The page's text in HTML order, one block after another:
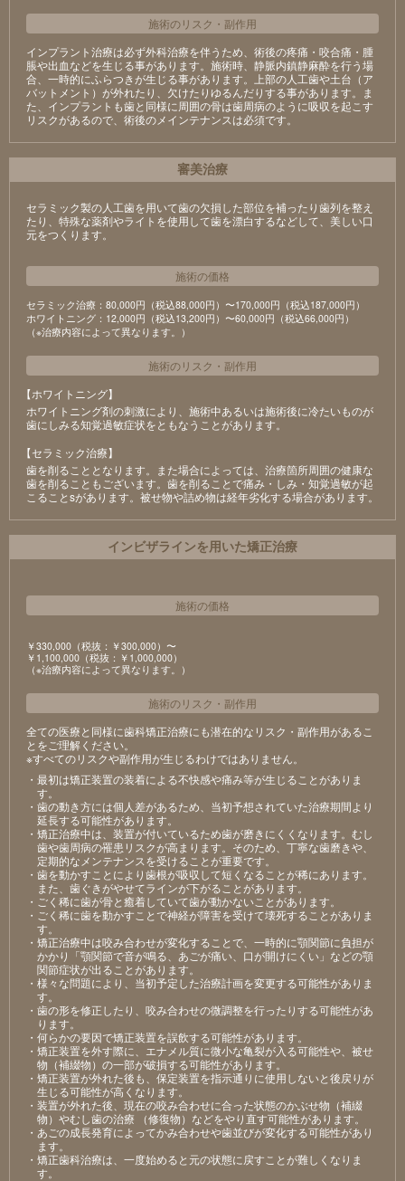
施術のリスク ・ 副作用
インプラント治療は必ず外科治療を伴うため、術後の疼痛・咬合痛・腫
脹や出血などを生じる事があります。施術時、静脈内鎮静麻酔を行う場
合、一時的にふらつきが生じる事があります。上部の人工歯や土台（ア
バットメント）が外れたり、欠けたりゆるんだりする事があります。ま
た、インプラントも歯と同様に周囲の骨は歯周病のように吸収を起こす
リスクがあるので、術後のメインテナンスは必須です。
審美治療
セラミック製の⼈⼯⻭を⽤いて⻭の⽋損した部位を補ったり⻭列を整え
たり、特殊な薬剤やライトを使⽤して⻭を漂⽩するなどして、美しい⼝
元をつくります。
施術の価格
セラミック治療：80,000円（税込88,000円）〜170,000円（税込187,000円）
ホワイトニング：12,000円（税込13,200円）〜60,000円（税込66,000円）
（※治療内容によって異なります。）
施術のリスク ・ 副作用
【ホワイトニング】
ホワイトニング剤の刺激により、施術中あるいは施術後に冷たいものが
⻭にしみる知覚過敏症状をともなうことがあります。
【セラミック治療】
⻭を削ることとなります。また場合によっては、治療箇所周囲の健康な
⻭を削ることもございます。⻭を削ることで痛み・しみ・知覚過敏が起
こることsがあります。被せ物や詰め物は経年劣化する場合があります。
インビザラインを用いた矯正治療
施術の価格
￥330,000（税抜：￥300,000）〜
￥1,100,000（税抜：￥1,000,000）
（※治療内容によって異なります。）
施術のリスク ・ 副作用
全ての医療と同様に歯科矯正治療にも潜在的なリスク・副作用があるこ
とをご理解ください。
※すべてのリスクや副作用が生じるわけではありません。
・最初は矯正装置の装着による不快感や痛み等が生じることがありま
す。
・歯の動き方には個人差があるため、当初予想されていた治療期間より
延長する可能性があります。
・矯正治療中は、装置が付いているため歯が磨きにくくなります。むし
歯や歯周病の罹患リスクが高まります。そのため、丁寧な歯磨きや、
定期的なメンテナンスを受けることが重要です。
・歯を動かすことにより歯根が吸収して短くなることが稀にあります。
また、歯ぐきがやせてラインが下がることがあります。
・ごく稀に歯が骨と癒着していて歯が動かないことがあります。
・ごく稀に歯を動かすことで神経が障害を受けて壊死することがありま
す。
・矯正治療中は咬み合わせが変化することで、一時的に顎関節に負担が
かかり「顎関節で音が鳴る、あごが痛い、口が開けにくい」などの顎
関節症状が出ることがあります。
・様々な問題により、当初予定した治療計画を変更する可能性がありま
す。
・歯の形を修正したり、咬み合わせの微調整を行ったりする可能性があ
ります。
・何らかの要因で矯正装置を誤飲する可能性があります。
・矯正装置を外す際に、エナメル質に微小な亀裂が入る可能性や、被せ
物（補綴物）の一部が破損する可能性があります。
・矯正装置が外れた後も、保定装置を指示通りに使用しないと後戻りが
生じる可能性が高くなります。
・装置が外れた後、現在の咬み合わせに合った状態のかぶせ物（補綴
物）やむし歯の治療 （修復物）などをやり直す可能性があります。
・あごの成長発育によってかみ合わせや歯並びが変化する可能性があり
ます。
・矯正歯科治療は、一度始めると元の状態に戻すことが難しくなりま
す。